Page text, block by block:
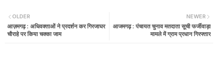
NEWER
आजमगढ़ : पंचायत चुनाव मतदाता सूची फर्जीवाड़ा
मामले में ग्राम प्रधान गिरफ्तार
OLDER
आज़मगढ़ : अधिवक्ताओं ने प्रदर्शन कर गिरजाघर
चौराहे पर किया चक्का जाम